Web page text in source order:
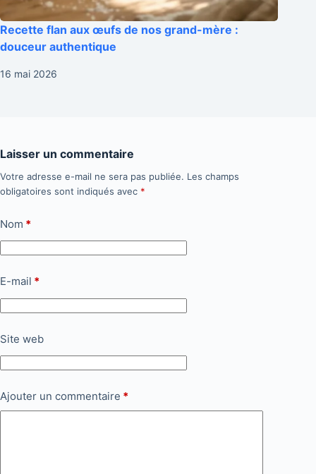
Recette flan aux œufs de nos grand-mère :
douceur authentique
16 mai 2026
Laisser un commentaire
Votre adresse e-mail ne sera pas publiée. Les champs
obligatoires sont indiqués avec *
Nom *
E-mail *
Site web
Ajouter un commentaire *